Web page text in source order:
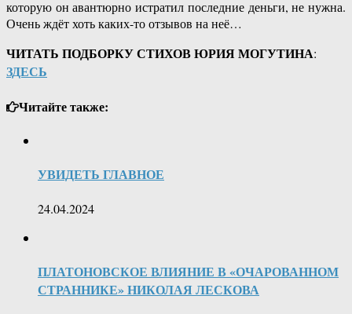
которую он авантюрно истратил последние деньги, не нужна.
Очень ждёт хоть каких-то отзывов на неё…
ЧИТАТЬ ПОДБОРКУ СТИХОВ ЮРИЯ МОГУТИНА:
ЗДЕСЬ
Читайте также:
УВИДЕТЬ ГЛАВНОЕ
24.04.2024
ПЛАТОНОВСКОЕ ВЛИЯНИЕ В «ОЧАРОВАННОМ
СТРАННИКЕ» НИКОЛАЯ ЛЕСКОВА